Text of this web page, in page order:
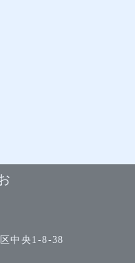
中央1-8-38